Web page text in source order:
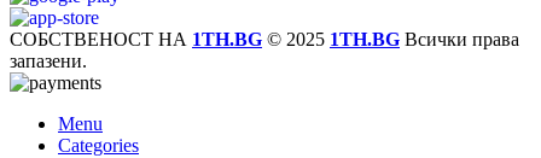
СОБСТВЕНОСТ НА 1TH.BG © 2025 1TH.BG Всички права
запазени.
Menu
Categories